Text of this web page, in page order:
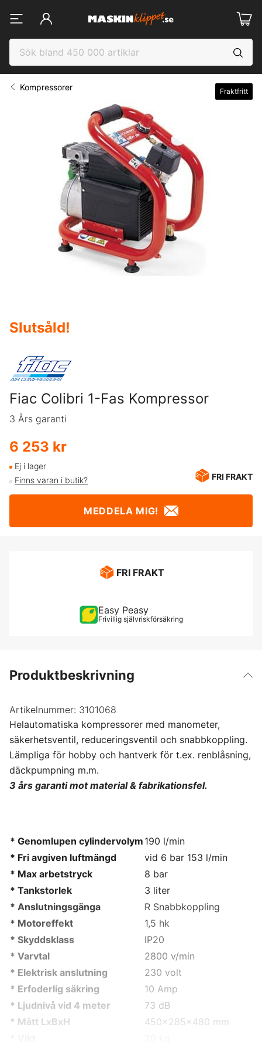
Kompressorer Fraktfritt
Slutsåld!
Fiac Colibri 1-Fas Kompressor
3 Års garanti
6 253 kr
Ej i lager
Finns varan i butik?
FRI FRAKT
MEDDELA MIG!
FRI FRAKT
Easy Peasy
Frivillig självriskförsäkring
Produktbeskrivning
Artikelnummer: 3101068
Helautomatiska kompressorer med manometer,
säkerhetsventil, reduceringsventil och snabbkoppling.
Lämpliga för hobby och hantverk för t.ex. renblåsning,
däckpumpning m.m.
3 års garanti mot material & fabrikationsfel.
* Genomlupen cylindervolym 190 l/min
* Fri avgiven luftmängd
vid 6 bar 153 l/min
* Max arbetstryck
8 bar
* Tankstorlek
3 liter
* Anslutningsgänga
R Snabbkoppling
* Motoreffekt
1,5 hk
* Skyddsklass
IP20
* Varvtal
2800 v/min
* Elektrisk anslutning
230 volt
* Erfoderlig säkring
10 Amp
* Ljudnivå vid 4 meter
73 dB
* Mått LxBxH
450x285x480 mm